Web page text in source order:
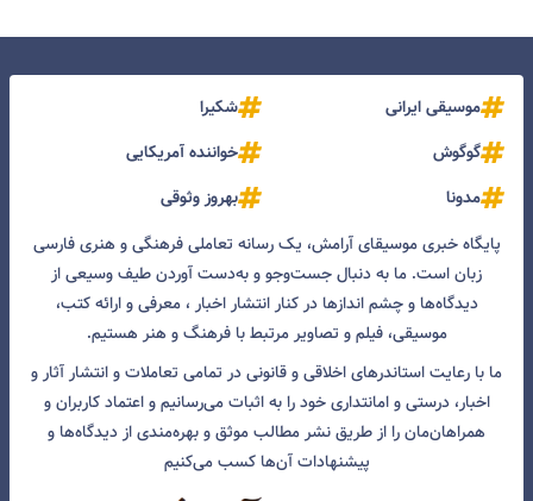
موسیقی ایرانی
شکیرا
گوگوش
خواننده آمریکایی
مدونا
بهروز وثوقی
پایگاه خبری موسیقای آرامش، یک رسانه تعاملی فرهنگی و هنری فارسی
زبان است. ما به دنبال جست‌و‌جو و به‌دست آوردن طیف وسیعی از
دیدگاه‌ها و چشم انداز‌ها در کنار انتشار اخبار ، معرفی و ارائه کتب،
موسیقی، فیلم و تصاویر مرتبط با فرهنگ و هنر هستیم.
ما با رعایت استاندرهای اخلاقی و قانونی در تمامی تعاملات و انتشار آثار و
اخبار، درستی و امانتداری خود را به اثبات می‌رسانیم و اعتماد کاربران و
همراهان‌مان را از طریق نشر مطالب موثق و بهره‌مندی از دیدگاه‌ها و
پیشنهادات آن‌ها کسب می‌کنیم